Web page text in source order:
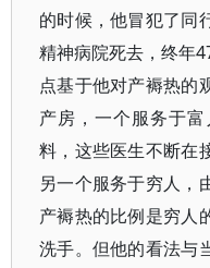
的时候，他冒犯了同
精神病院死去，终年
点基于他对产褥热的
产房，一个服务于
料，这些医生不断在
另一个服务于穷人，
产褥热的比例是穷人
洗手。但他的看法与